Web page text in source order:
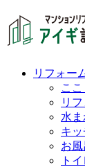
リフォー
こ
リ
水
キッ
お風
ト